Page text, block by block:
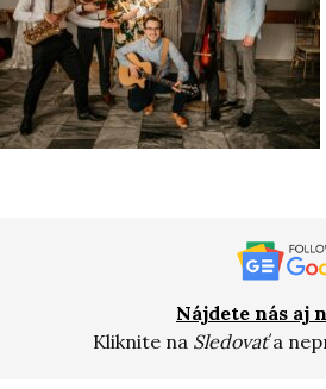
Nájdete nás aj
Kliknite na Sledovaťa